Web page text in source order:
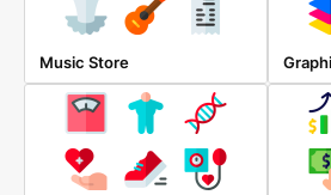
Music Store